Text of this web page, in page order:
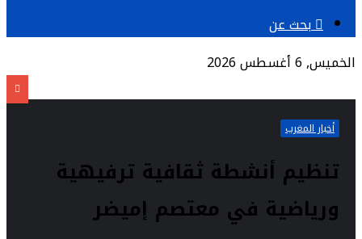
بحث عن
الخميس, 6 أغسطس 2026
أخبار المغرب
تنظيم أنشطة ثقافية ترفيهية
ورياضية في معتصم إميضر